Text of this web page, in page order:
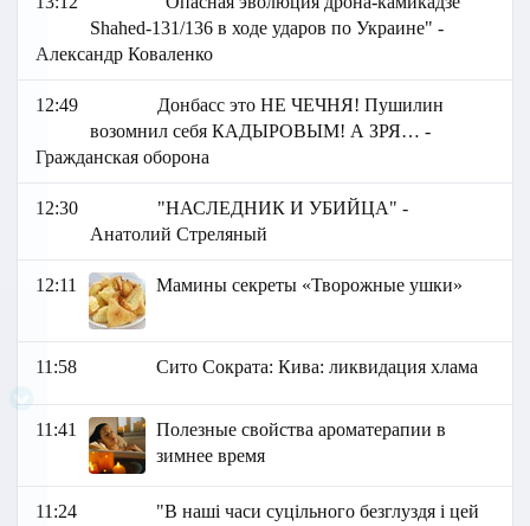
Shahed-131/136 в ходе ударов по Украине" -
Александр Коваленко
12:49
Донбасс это НЕ ЧЕЧНЯ! Пушилин
возомнил себя КАДЫРОВЫМ! А ЗРЯ… -
Гражданская оборона
12:30
"НАСЛЕДНИК И УБИЙЦА" -
Анатолий Стреляный
12:11 Мамины секреты «Творожные ушки»
11:58 Сито Сократа: Кива: ликвидация хлама
11:41
Полезные свойства ароматерапии в
зимнее время
11:24
"В наші часи суцільного безглуздя і цей